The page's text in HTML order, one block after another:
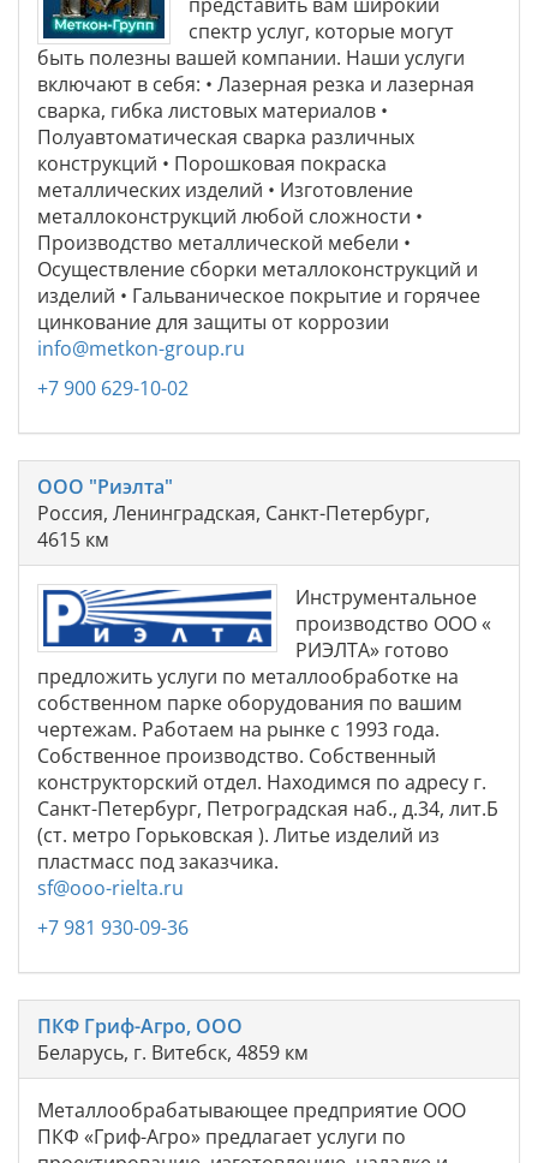
спектр услуг, которые могут
быть полезны вашей компании. Наши услуги
включают в себя: • Лазерная резка и лазерная
сварка, гибка листовых материалов •
Полуавтоматическая сварка различных
конструкций • Порошковая покраска
металлических изделий • Изготовление
металлоконструкций любой сложности •
Производство металлической мебели •
Осуществление сборки металлоконструкций и
изделий • Гальваническое покрытие и горячее
цинкование для защиты от коррозии
info@metkon-group.ru
+7 900 629-10-02
ООО "Риэлта"
Россия, Ленинградская, Санкт-Петербург,
4615 км
Инструментальное
производство ООО «
РИЭЛТА» готово
предложить услуги по металлообработке на
собственном парке оборудования по вашим
чертежам. Работаем на рынке с 1993 года.
Собственное производство. Собственный
конструкторский отдел. Находимся по адресу г.
Санкт-Петербург, Петроградская наб., д.34, лит.Б
(ст. метро Горьковская ). Литье изделий из
пластмасс под заказчика.
sf@ooo-rielta.ru
+7 981 930-09-36
ПКФ Гриф-Агро, ООО
Беларусь, г. Витебск, 4859 км
Металлообрабатывающее предприятие ООО
ПКФ «Гриф-Агро» предлагает услуги по